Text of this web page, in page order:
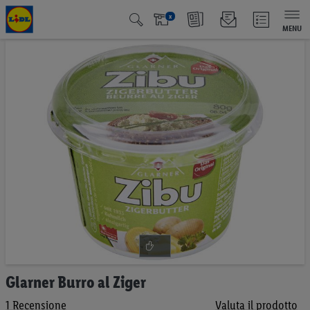
x
MENU
Glarner Burro al Ziger
1 Recensione Valuta il prodotto
Vai
all'inizio
della